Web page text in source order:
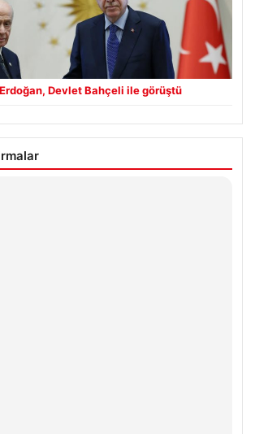
Devlet Bahçeli ile görüştü